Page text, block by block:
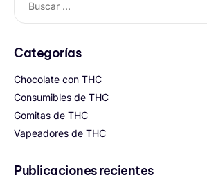
Categorías
Chocolate con THC
Consumibles de THC
Gomitas de THC
Vapeadores de THC
Publicaciones recientes